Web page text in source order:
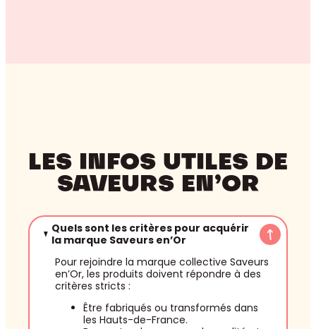
LES INFOS UTILES DE
SAVEURS EN’OR
Quels sont les critères pour acquérir
la marque Saveurs en’Or
Pour rejoindre la marque collective Saveurs
en’Or, les produits doivent répondre à des
critères stricts :
Être fabriqués ou transformés dans
les Hauts-de-France.